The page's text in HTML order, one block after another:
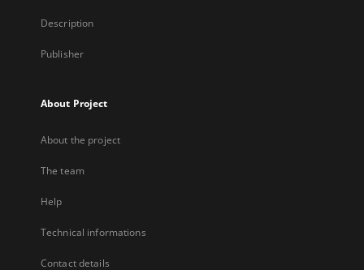
Description
Publisher
About Project
About the project
The team
Help
Technical informations
Contact details